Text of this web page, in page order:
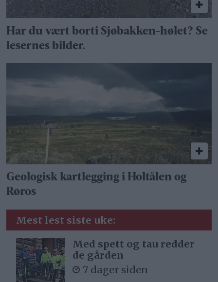
Har du vært borti Sjøbakken-hølet? Se
lesernes bilder.
Geologisk kartlegging i Holtålen og
Røros
Mest lest siste uke:
Med spett og tau redder
de gården
7 dager siden